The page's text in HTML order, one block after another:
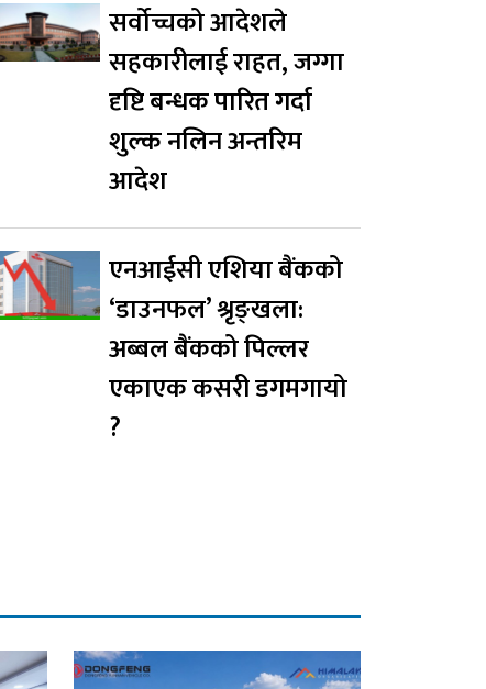
सर्वोच्चको आदेशले
सहकारीलाई राहत, जग्गा
दृष्टि बन्धक पारित गर्दा
शुल्क नलिन अन्तरिम
आदेश
एनआईसी एशिया बैंकको
‘डाउनफल’ श्रृङ्खला:
अब्बल बैंकको पिल्लर
एकाएक कसरी डगमगायो
?